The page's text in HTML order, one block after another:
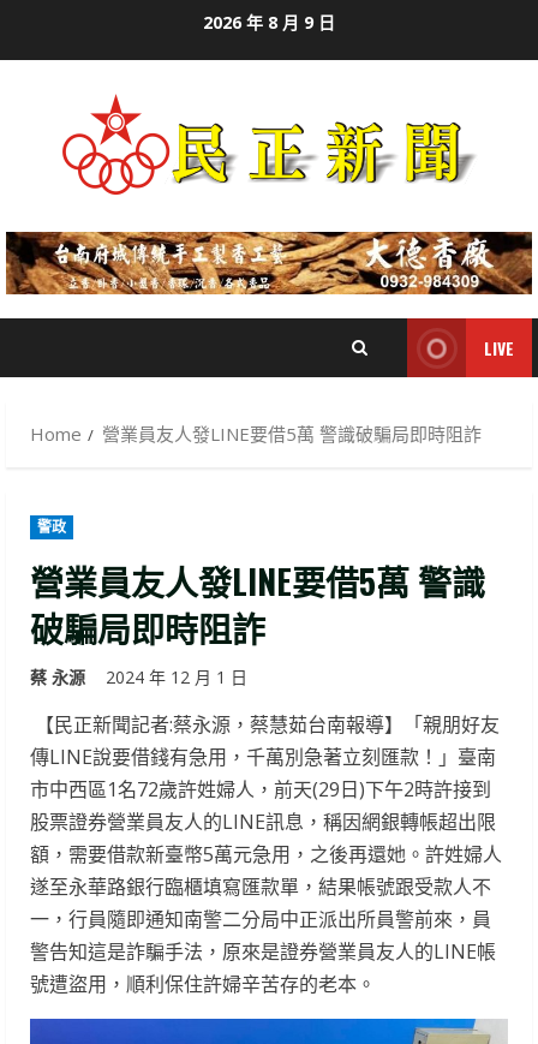
2026 年 8 月 9 日
LIVE
Home 營業員友人發LINE要借5萬 警識破騙局即時阻詐
警政
營業員友人發LINE要借5萬 警識
破騙局即時阻詐
蔡 永源 2024 年 12 月 1 日
【民正新聞記者:蔡永源，蔡慧茹台南報導】「親朋好友
傳LINE說要借錢有急用，千萬別急著立刻匯款！」臺南
市中西區1名72歲許姓婦人，前天(29日)下午2時許接到
股票證券營業員友人的LINE訊息，稱因網銀轉帳超出限
額，需要借款新臺幣5萬元急用，之後再還她。許姓婦人
遂至永華路銀行臨櫃填寫匯款單，結果帳號跟受款人不
一，行員隨即通知南警二分局中正派出所員警前來，員
警告知這是詐騙手法，原來是證券營業員友人的LINE帳
號遭盜用，順利保住許婦辛苦存的老本。